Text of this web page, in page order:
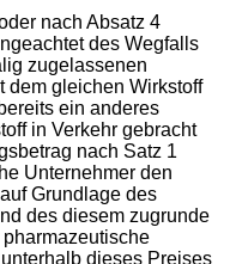
nach Absatz 4
des Wegfalls
zugelassenen
dem gleichen Wirkstoff
ein anderes
in Verkehr gebracht
nach Satz 1
Unternehmer den
Grundlage des
des diesem zugrunde
dieses Preises